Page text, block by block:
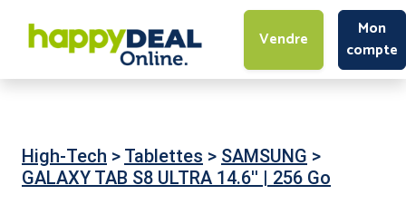
Vendre
Mon
compte
High-Tech > Tablettes > SAMSUNG >
GALAXY TAB S8 ULTRA 14.6'' | 256 Go